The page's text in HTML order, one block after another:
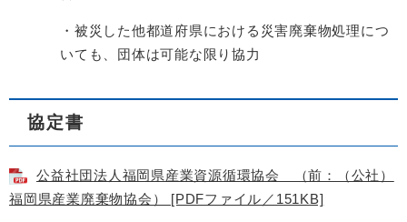
・被災した他都道府県における災害廃棄物処理につ
いても、団体は可能な限り協力
協定書
公益社団法人福岡県産業資源循環協会 （前：（公社）
福岡県産業廃棄物協会） [PDFファイル／151KB]